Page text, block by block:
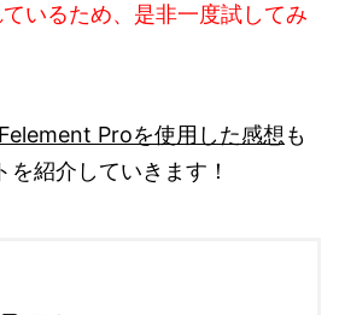
いるため、是非一度試してみ
Proを使用した感想 も
紹介していきます！